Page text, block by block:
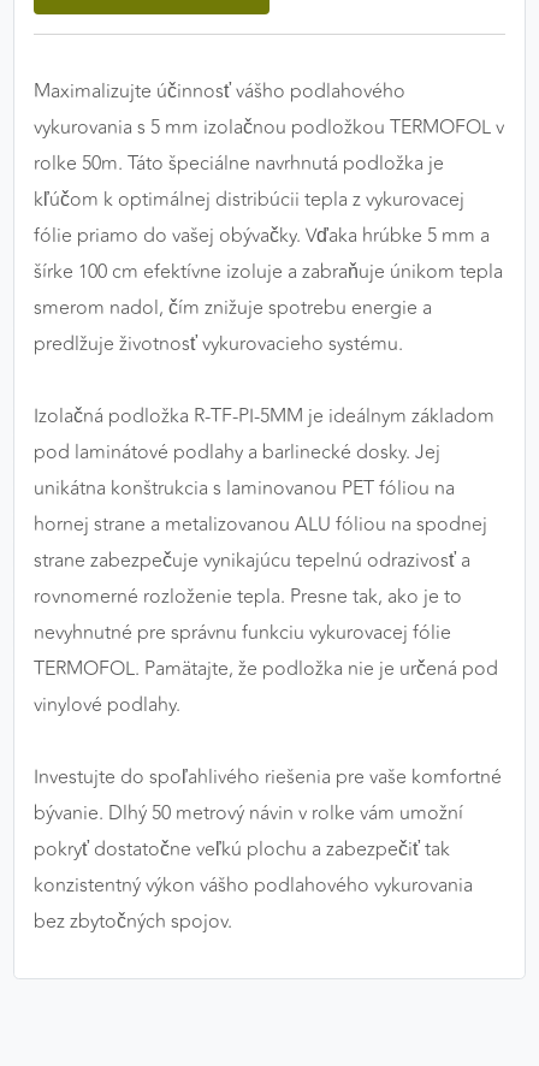
Maximalizujte účinnosť vášho podlahového
vykurovania s 5 mm izolačnou podložkou TERMOFOL v
rolke 50m. Táto špeciálne navrhnutá podložka je
kľúčom k optimálnej distribúcii tepla z vykurovacej
fólie priamo do vašej obývačky. Vďaka hrúbke 5 mm a
šírke 100 cm efektívne izoluje a zabraňuje únikom tepla
smerom nadol, čím znižuje spotrebu energie a
predlžuje životnosť vykurovacieho systému.
Izolačná podložka R-TF-PI-5MM je ideálnym základom
pod laminátové podlahy a barlinecké dosky. Jej
unikátna konštrukcia s laminovanou PET fóliou na
hornej strane a metalizovanou ALU fóliou na spodnej
strane zabezpečuje vynikajúcu tepelnú odrazivosť a
rovnomerné rozloženie tepla. Presne tak, ako je to
nevyhnutné pre správnu funkciu vykurovacej fólie
TERMOFOL. Pamätajte, že podložka nie je určená pod
vinylové podlahy.
Investujte do spoľahlivého riešenia pre vaše komfortné
bývanie. Dlhý 50 metrový návin v rolke vám umožní
pokryť dostatočne veľkú plochu a zabezpečiť tak
konzistentný výkon vášho podlahového vykurovania
bez zbytočných spojov.
výkon a funkčnosť našich stránok.
Google Analytics
Poskytovateľ: Google
MARKETINGOVÉ COOKIES
Marketingové cookies sa používajú na sledovanie
správania používateľov naprieč webovými
stránkami. Umožňujú nám a našim partnerom
zobrazovať cielenú a relevantnú reklamu, a to na
Google Ads
Poskytovateľ: Google